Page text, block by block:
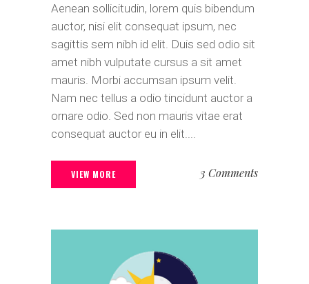
Aenean sollicitudin, lorem quis bibendum
auctor, nisi elit consequat ipsum, nec
sagittis sem nibh id elit. Duis sed odio sit
amet nibh vulputate cursus a sit amet
mauris. Morbi accumsan ipsum velit.
Nam nec tellus a odio tincidunt auctor a
ornare odio. Sed non mauris vitae erat
consequat auctor eu in elit....
VIEW MORE 3 Comments